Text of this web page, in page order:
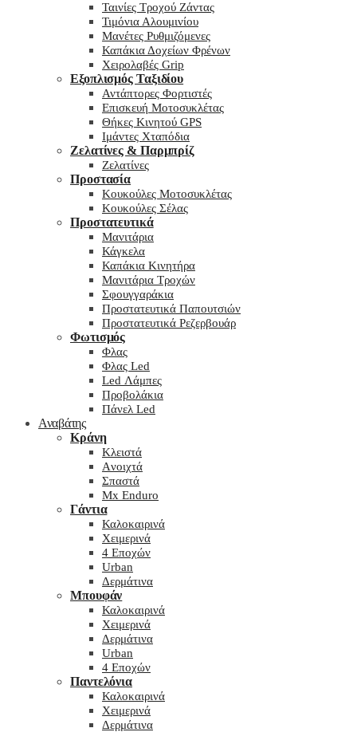
Ταινίες Τροχού Ζάντας
Τιμόνια Αλουμινίου
Μανέτες Ρυθμιζόμενες
Καπάκια Δοχείων Φρένων
Χειρολαβές Grip
Εξοπλισμός Ταξιδίου
Αντάπτορες Φορτιστές
Επισκευή Μοτοσυκλέτας
Θήκες Κινητού GPS
Ιμάντες Χταπόδια
Ζελατίνες & Παρμπρίζ
Ζελατίνες
Προστασία
Κουκούλες Μοτοσυκλέτας
Κουκούλες Σέλας
Προστατευτικά
Μανιτάρια
Κάγκελα
Καπάκια Κινητήρα
Μανιτάρια Τροχών
Σφουγγαράκια
Προστατευτικά Παπουτσιών
Προστατευτικά Ρεζερβουάρ
Φωτισμός
Φλας
Φλας Led
Led Λάμπες
Προβολάκια
Πάνελ Led
Αναβάτης
Κράνη
Kλειστά
Aνοιχτά
Σπαστά
Mx Enduro
Γάντια
Καλοκαιρινά
Χειμερινά
4 Εποχών
Urban
Δερμάτινα
Μπουφάν
Καλοκαιρινά
Χειμερινά
Δερμάτινα
Urban
4 Εποχών
Παντελόνια
Καλοκαιρινά
Χειμερινά
Δερμάτινα